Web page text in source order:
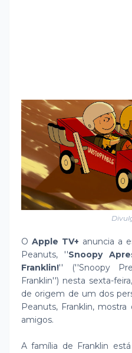
O Apple TV+ anuncia a
Peanuts, ''Snoopy
Franklin!'' (''Snoopy
Franklin'') nesta sexta-
de origem de um dos
Peanuts, Franklin,
amigos.
A família de Franklin